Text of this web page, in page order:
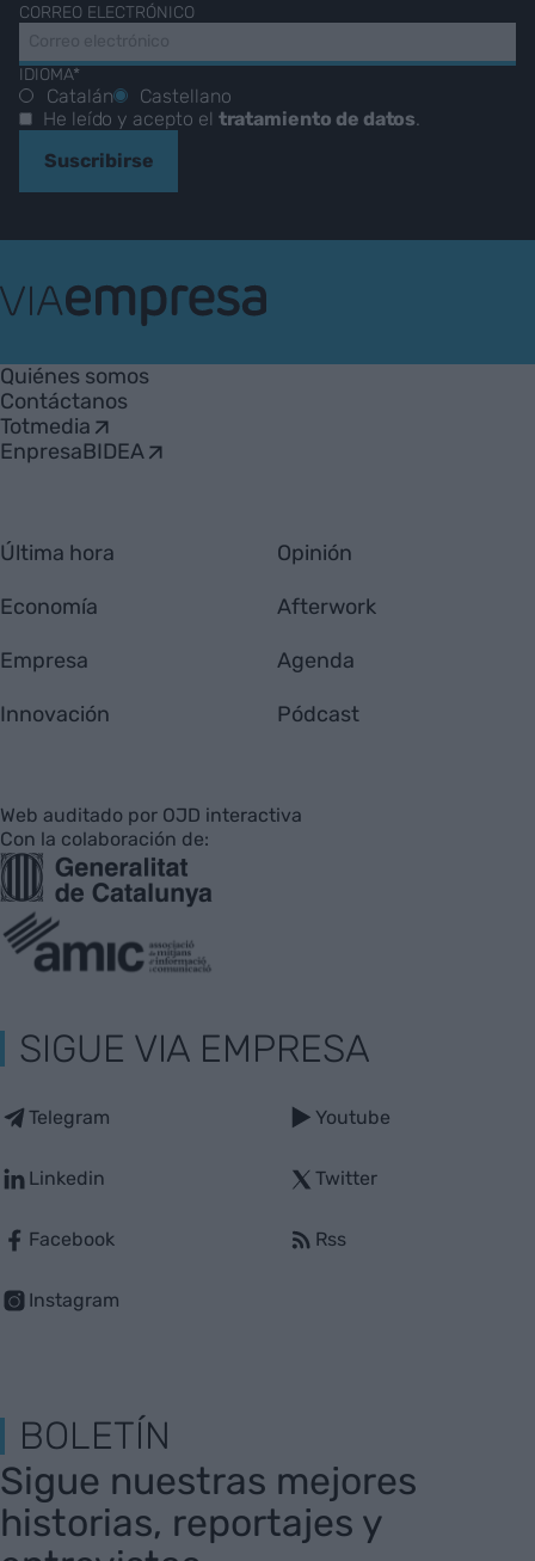
CORREO ELECTRÓNICO
IDIOMA*
Catalán
Castellano
He leído y acepto el tratamiento de datos.
Suscribirse
Empresa
Quiénes somos
Contáctanos
Totmedia
EnpresaBIDEA
Última hora
Economía
Empresa
Innovación
Opinión
Afterwork
Agenda
Pódcast
Web auditado por OJD interactiva
Con la colaboración de:
SIGUE VIA EMPRESA
Telegram
Linkedin
Facebook
Instagram
Youtube
Twitter
Rss
BOLETÍN
Sigue nuestras mejores
historias, reportajes y